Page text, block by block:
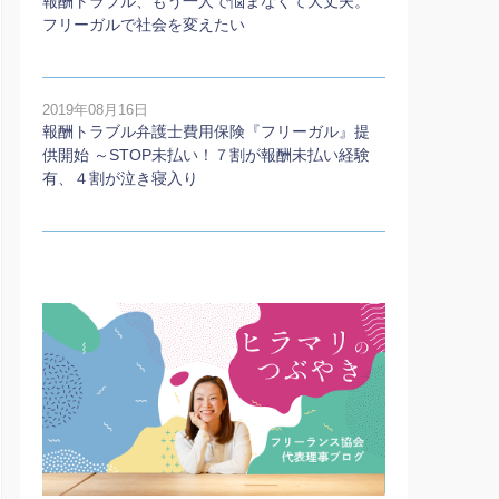
フリーガルで社会を変えたい
2019年08月16日
報酬トラブル弁護士費用保険『フリーガル』提
供開始 ～STOP未払い！７割が報酬未払い経験
有、４割が泣き寝入り